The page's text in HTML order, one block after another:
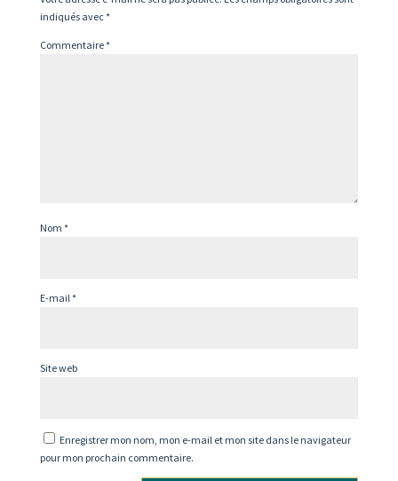
indiqués avec*
Commentaire*
Nom *
E-mail *
Site web
Enregistrer mon nom, mon e-mail et mon site dans le navigateur
pour mon prochain commentaire.